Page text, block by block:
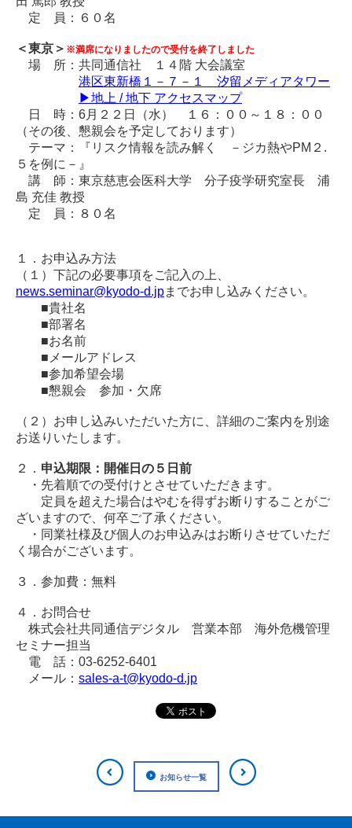
定 員：６０名
＜東京＞ ※満席になりましたので受付を終了しました
場 所：共同通信社 １４階 大会議室
港区東新橋１－７－１ 汐留メディアタワー
▶地上 / 地下 アクセスマップ
日 時：6月２２日（水） １６：００～１８：００
（その後、懇親会を予定しております）
テーマ：『リスク情報を読み解く －ジカ熱やPM２.
５を例に－』
講 師：東京慈恵会医科大学 分子疫学研究室長 浦
島 充佳 教授
定 員：８０名
１．お申込み方法
（１）下記の必要事項をご記入の上、
news.seminar@kyodo-d.jpまでお申し込みください。
■貴社名
■部署名
■お名前
■メールアドレス
■参加希望会場
■懇親会 参加・欠席
（２）お申し込みいただいた方に、詳細のご案内を別途
お送りいたします。
２． 申込期限：開催日の５日前
・先着順での受付けとさせていただきます。
定員を超えた場合はやむを得ずお断りすることがご
ざいますので、何卒ご了承ください。
・同業社様及び個人のお申込みはお断りさせていただ
く場合がございます。
３．参加費：無料
４．お問合せ
株式会社共同通信デジタル 営業本部 海外危機管理
セミナー担当
電 話：03-6252-6401
メール： sales-a-t@kyodo-d.jp
お知らせ一覧